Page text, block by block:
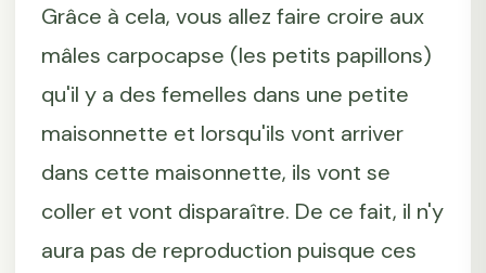
Grâce à cela, vous allez faire croire aux
mâles carpocapse (les petits papillons)
qu'il y a des femelles dans une petite
maisonnette et lorsqu'ils vont arriver
dans cette maisonnette, ils vont se
coller et vont disparaître. De ce fait, il n'y
aura pas de reproduction puisque ces